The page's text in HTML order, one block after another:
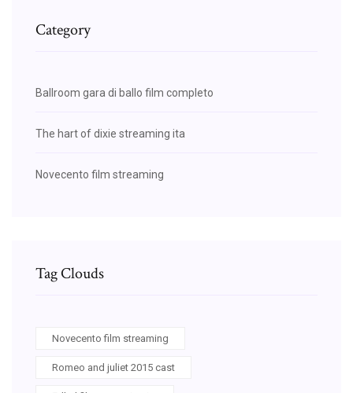
Category
Ballroom gara di ballo film completo
The hart of dixie streaming ita
Novecento film streaming
Tag Clouds
Novecento film streaming
Romeo and juliet 2015 cast